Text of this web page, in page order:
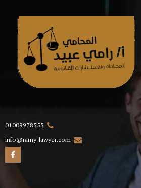
01009978555
info@ramy-lawyer.com